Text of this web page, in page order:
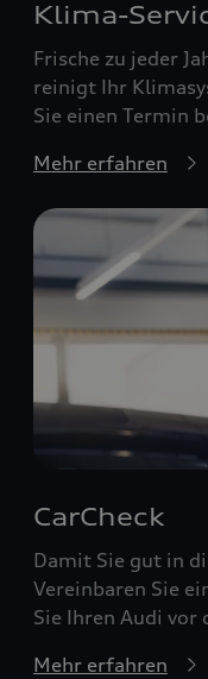
Klima-
Frische zu jeder
reinigt Ihr
Sie einen Termin
Mehr erfahren
CarCheck
Damit Sie gut in
Vereinbaren Sie
Sie Ihren Audi vor
Mehr erfahren